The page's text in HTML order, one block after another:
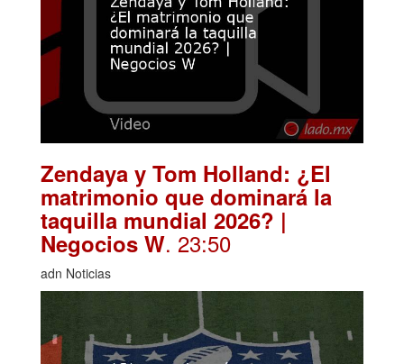
Zendaya y Tom Holland: ¿El
matrimonio que dominará la
taquilla mundial 2026? |
Negocios W. 23:50
adn Noticias